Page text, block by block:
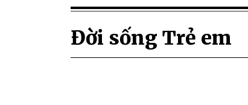
Đời sống Trẻ em